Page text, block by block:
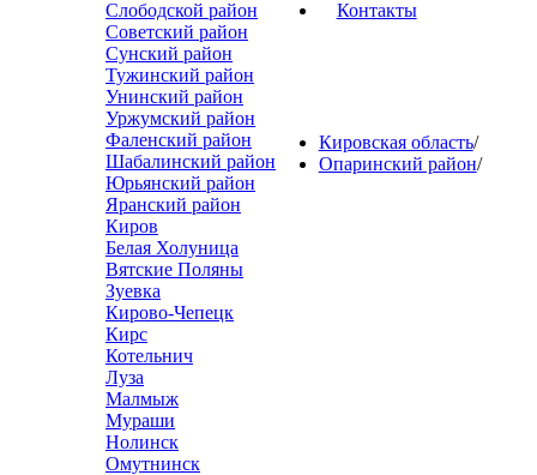
Слободской район
Советский район
Сунский район
Тужинский район
Унинский район
Уржумский район
Фаленский район
Шабалинский район
Юрьянский район
Яранский район
Киров
Белая Холуница
Вятские Поляны
Зуевка
Кирово-Чепецк
Кирс
Котельнич
Луза
Малмыж
Мураши
Нолинск
Омутнинск
Контакты
Кировская область/
Опаринский район/